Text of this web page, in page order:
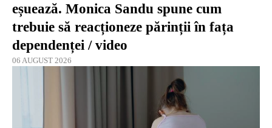
eșuează. Monica Sandu spune cum
trebuie să reacționeze părinții în fața
dependenței / video
06 AUGUST 2026